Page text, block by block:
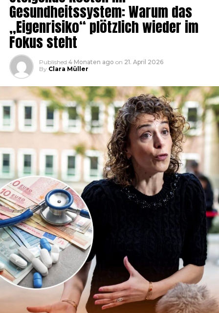
Gesundheitssystem: Warum das
„Eigenrisiko“ plötzlich wieder im
Fokus steht
Published 4 Monaten ago on 21. April 2026
By Clara Müller